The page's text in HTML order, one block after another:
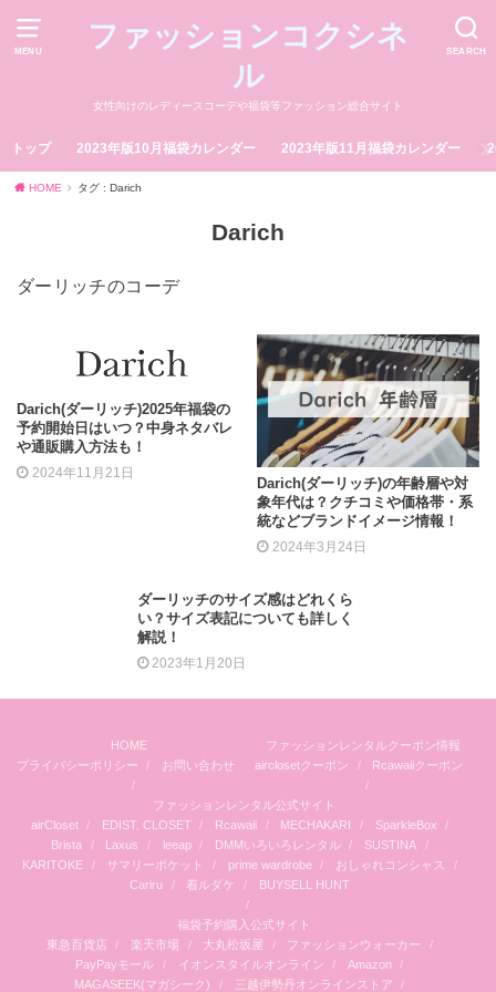
MENU SEARCH
ファッションコクシネ
ル
女性向けのレディースコーデや福袋等ファッション総合サイト
トップ 2023年版10月福袋カレンダー 2023年版11月福袋カレンダー
HOME タグ : Darich
Darich
ダーリッチのコーデ
Darich(ダーリッチ)2025年福袋の
予約開始日はいつ？中身ネタバレ
や通販購入方法も！
2024年11月21日
Darich(ダーリッチ)の年齢層や対
象年代は？クチコミや価格帯・系
統などブランドイメージ情報！
2024年3月24日
ダーリッチのサイズ感はどれくら
い？サイズ表記についても詳しく
解説！
2023年1月20日
HOME
プライバシーポリシー
お問い合わせ
ファッションレンタルクーポン情報
airclosetクーポン
Rcawaiiクーポン
ファッションレンタル公式サイト
airCloset
EDIST. CLOSET Rcawaii MECHAKARI
SparkleBox
Brista
Laxus leeap DMMいろいろレンタル
SUSTINA
KARITOKE
サマリーポケット prime wardrobe
おしゃれコンシャス
Cariru
着ルダケ BUYSELL HUNT
福袋予約購入公式サイト
東急百貨店
楽天市場 大丸松坂屋
ファッションウォーカー
PayPayモール
イオンスタイルオンライン
Amazon
MAGASEEK(マガシーク)
三越伊勢丹オンラインストア